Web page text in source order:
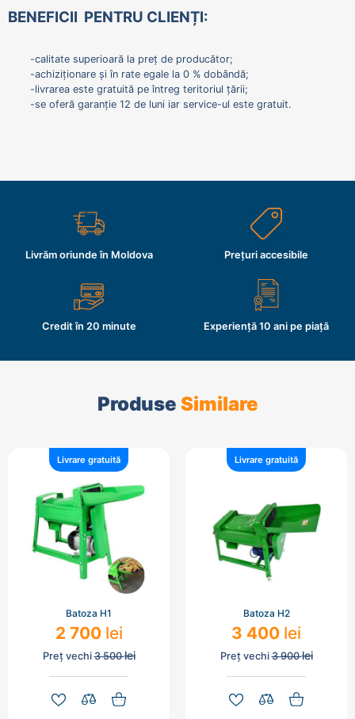
BENEFICII PENTRU CLIENȚI:
-calitate superioară la preț de producător;
-achiziționare și în rate egale la 0 % dobândă;
-livrarea este gratuită pe întreg teritoriul țării;
-se oferă garanție 12 de luni iar service-ul este gratuit.
Livrăm oriunde în Moldova Prețuri accesibile
Credit în 20 minute Experiență 10 ani pe piață
Produse Similare
Livrare gratuită
Batoza H1
2 700 lei
Preț vechi3 500lei
Livrare gratuită
Batoza H2
3 400 lei
Preț vechi3 900lei